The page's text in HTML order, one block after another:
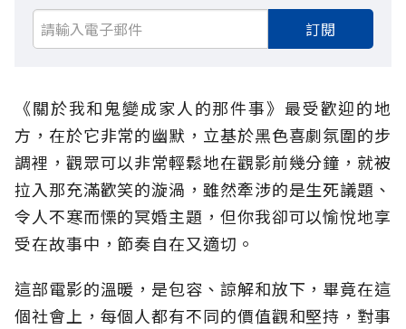
訂閱
《關於我和鬼變成家人的那件事》最受歡迎的地
方，在於它非常的幽默，立基於黑色喜劇氛圍的步
調裡，觀眾可以非常輕鬆地在觀影前幾分鐘，就被
拉入那充滿歡笑的漩渦，雖然牽涉的是生死議題、
令人不寒而慄的冥婚主題，但你我卻可以愉悅地享
受在故事中，節奏自在又適切。
這部電影的溫暖，是包容、諒解和放下，畢竟在這
個社會上，每個人都有不同的價值觀和堅持，對事